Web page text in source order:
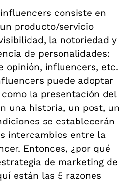
consiste en
producto/servicio
la notoriedad y
de personalidades:
opinión, influencers, etc.
puede adoptar
la presentación del
una historia, un post, un
se establecerán
intercambios entre la
Entonces, ¿por qué
de marketing de
están las 5 razones